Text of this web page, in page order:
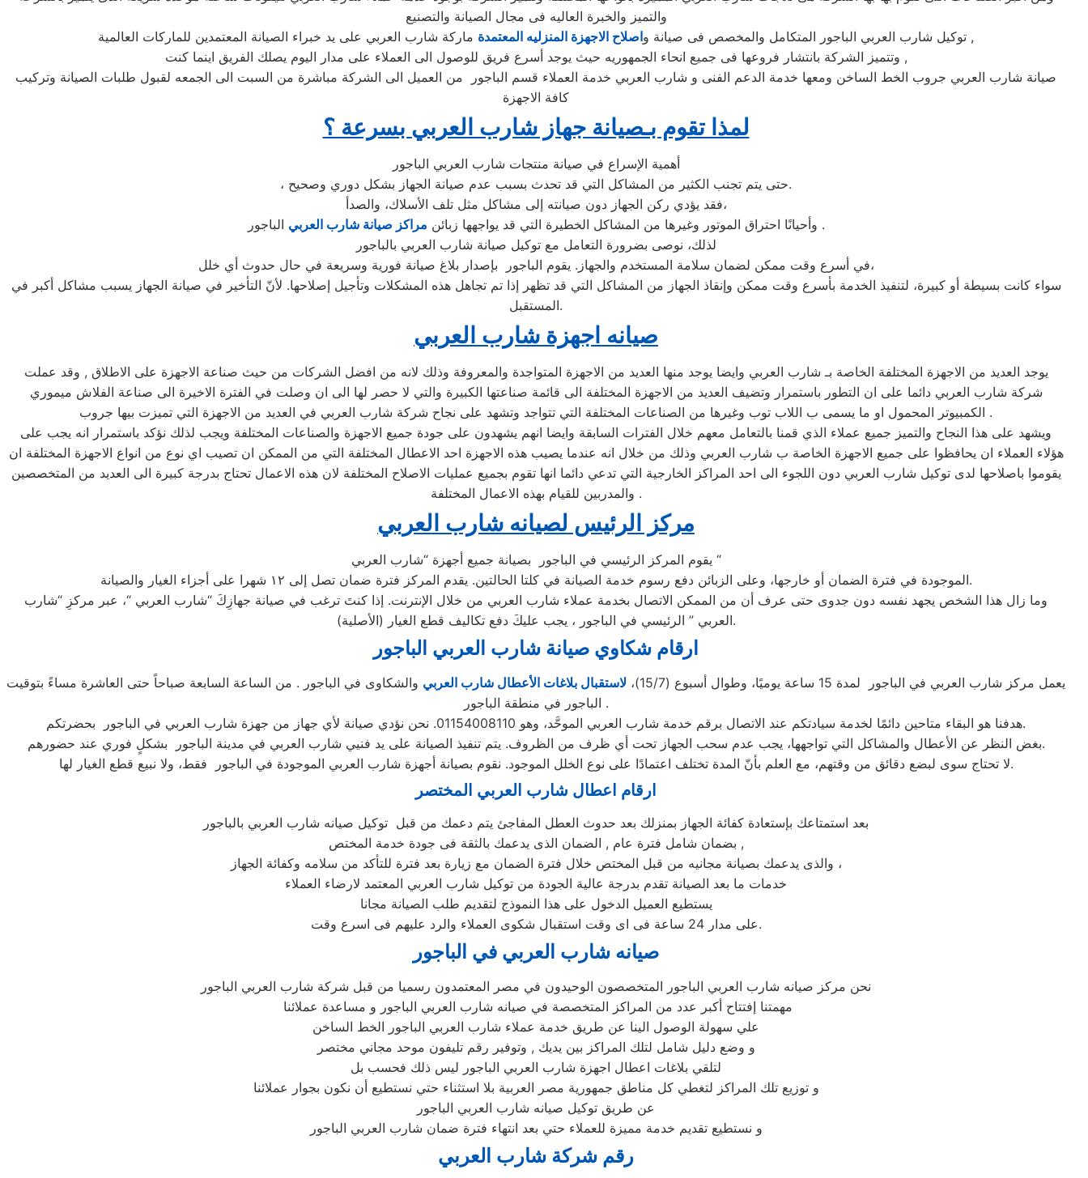
والتميز والخبرة العاليه فى مجال الصيانة والتصنيع
توكيل شارب العربي الباجور المتكامل والمخصص فى صيانة واصلاح الاجهزة المنزليه المعتمدة
ماركة شارب العربي على يد خبراء الصيانة المعتمدين للماركات العالمية ,
وتتميز الشركة بانتشار فروعها فى جميع انحاء الجمهوريه حيث يوجد أسرع فريق للوصول الى العملاء على مدار اليوم يصلك الفريق اينما كنت ,
صيانة شارب العربي جروب الخط الساخن ومعها خدمة الدعم الفنى و شارب العربي خدمة العملاء قسم الباجور من العميل الى الشركة مباشرة من السبت الى الجمعه لقبول طلبات الصيانة وتركيب
كافة الاجهزة
لمذا تقوم بـصيانة جهاز شارب العربي بسرعة ؟
أهمية الإسراع في صيانة منتجات شارب العربي الباجور
، حتى يتم تجنب الكثير من المشاكل التي قد تحدث بسبب عدم صيانة الجهاز بشكل دوري وصحيح.
فقد يؤدي ركن الجهاز دون صيانته إلى مشاكل مثل تلف الأسلاك، والصدأ،
وأحيانًا احتراق الموتور وغيرها من المشاكل الخطيرة التي قد يواجهها زبائن مراكز صيانة شارب العربي
الباجور .
لذلك، نوصى بضرورة التعامل مع توكيل صيانة شارب العربي بالباجور
في أسرع وقت ممكن لضمان سلامة المستخدم والجهاز. يقوم الباجور بإصدار بلاغ صيانة فورية وسريعة في حال حدوث أي خلل،
سواء كانت بسيطة أو كبيرة، لتنفيذ الخدمة بأسرع وقت ممكن وإنقاذ الجهاز من المشاكل التي قد تظهر إذا تم تجاهل هذه المشكلات وتأجيل إصلاحها. لأنّ التأخير في صيانة الجهاز يسبب مشاكل أكبر في
المستقبل.
صيانه اجهزة شارب العربي
يوجد العديد من الاجهزة المختلفة الخاصة بـ شارب العربي وايضا يوجد منها العديد من الاجهزة المتواجدة والمعروفة وذلك لانه من افضل الشركات من حيث صناعة الاجهزة على الاطلاق , وقد عملت
شركة شارب العربي دائما على ان التطور باستمرار وتضيف العديد من الاجهزة المختلفة الى قائمة صناعتها الكبيرة والتي لا حصر لها الى ان وصلت في الفترة الاخيرة الى صناعة الفلاش ميموري
الكمبيوتر المحمول او ما يسمى ب اللاب توب وغيرها من الصناعات المختلفة التي تتواجد وتشهد على نجاح شركة شارب العربي في العديد من الاجهزة التي تميزت بيها جروب .
ويشهد على هذا النجاح والتميز جميع عملاء الذي قمنا بالتعامل معهم خلال الفترات السابقة وايضا انهم يشهدون على جودة جميع الاجهزة والصناعات المختلفة ويجب لذلك نؤكد باستمرار انه يجب على
هؤلاء العملاء ان يحافظوا على جميع الاجهزة الخاصة ب شارب العربي وذلك من خلال انه عندما يصيب هذه الاجهزة احد الاعطال المختلفة التي من الممكن ان تصيب اي نوع من انواع الاجهزة المختلفة ان
يقوموا باصلاحها لدى توكيل شارب العربي دون اللجوء الى احد المراكز الخارجية التي تدعي دائما انها تقوم بجميع عمليات الاصلاح المختلفة لان هذه الاعمال تحتاج بدرجة كبيرة الى العديد من المتخصصين
والمدربين للقيام بهذه الاعمال المختلفة .
مركز الرئيس لصيانه شارب العربي
يقوم المركز الرئيسي في الباجور بصيانة جميع أجهزة “شارب العربي “
الموجودة في فترة الضمان أو خارجها، وعلى الزبائن دفع رسوم خدمة الصيانة في كلتا الحالتين. يقدم المركز فترة ضمان تصل إلى ١٢ شهرا على أجزاء الغيار والصيانة.
وما زال هذا الشخص يجهد نفسه دون جدوى حتى عرف أن من الممكن الاتصال بخدمة عملاء شارب العربي من خلال الإنترنت. إذا كنتَ ترغب في صيانة جهازِكَ “شارب العربي “، عبر مركزِ “شارب
العربي ” الرئيسي في الباجور ، يجب عليكَ دفع تكاليف قطع الغيار (الأصلية).
ارقام شكاوي صيانة شارب العربي الباجور
يعمل مركز شارب العربي في الباجور لمدة 15 ساعة يوميًا، وطوال أسبوع (15/7)، لاستقبال بلاغات الأعطال شارب العربي والشكاوى في الباجور . من الساعة السابعة صباحاً حتى العاشرة مساءً بتوقيت
الباجور في منطقة الباجور .
هدفنا هو البقاء متاحين دائمًا لخدمة سيادتكم عند الاتصال برقم خدمة شارب العربي الموحَّد، وهو 01154008110. نحن نؤدي صيانة لأي جهاز من جهزة شارب العربي في الباجور بحضرتكم.
بغض النظر عن الأعطال والمشاكل التي تواجهها، يجب عدم سحب الجهاز تحت أي ظرف من الظروف. يتم تنفيذ الصيانة على يد فنيي شارب العربي في مدينة الباجور بشكلٍ فوري عند حضورهم.
لا تحتاج سوى لبضع دقائق من وقتهم، مع العلم بأنّ المدة تختلف اعتمادًا على نوع الخلل الموجود. نقوم بصيانة أجهزة شارب العربي الموجودة في الباجور فقط، ولا نبيع قطع الغيار لها.
ارقام اعطال شارب العربي المختصر
بعد استمتاعك بإستعادة كفائة الجهاز بمنزلك بعد حدوث العطل المفاجئ يتم دعمك من قبل توكيل صيانه شارب العربي بالباجور
بضمان شامل فترة عام , الضمان الذى يدعمك بالثقة فى جودة خدمة المختص ,
والذى يدعمك بصيانة مجانيه من قبل المختص خلال فترة الضمان مع زيارة بعد فترة للتأكد من سلامه وكفائة الجهاز ،
خدمات ما بعد الصيانة تقدم بدرجة عالية الجودة من توكيل شارب العربي المعتمد لارضاء العملاء
يستطيع العميل الدخول على هذا النموذج لتقديم طلب الصيانة مجانا
على مدار 24 ساعة فى اى وقت استقبال شكوى العملاء والرد عليهم فى اسرع وقت.
صيانه شارب العربي في الباجور
نحن مركز صيانه شارب العربي الباجور المتخصصون الوحيدون في مصر المعتمدون رسميا من قبل شركة شارب العربي الباجور
مهمتنا إفتتاح أكبر عدد من المراكز المتخصصة في صيانه شارب العربي الباجور و مساعدة عملائنا
علي سهولة الوصول الينا عن طريق خدمة عملاء شارب العربي الباجور الخط الساخن
و وضع دليل شامل لتلك المراكز بين يديك , وتوفير رقم تليفون موحد مجاني مختصر
لتلقي بلاغات اعطال اجهزة شارب العربي الباجور ليس ذلك فحسب بل
و توزيع تلك المراكز لتغطي كل مناطق جمهورية مصر العربية بلا استثناء حتي نستطيع أن نكون بجوار عملائنا
عن طريق توكيل صيانه شارب العربي الباجور
و نستطيع تقديم خدمة مميزة للعملاء حتي بعد انتهاء فترة ضمان شارب العربي الباجور
رقم شركة شارب العربي